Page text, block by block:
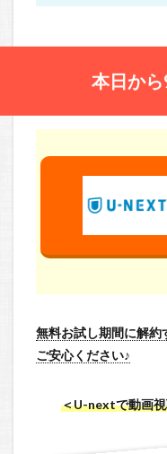
本日か
無料お試し期間に解約
ご安心ください♪
＜U-nextで動画